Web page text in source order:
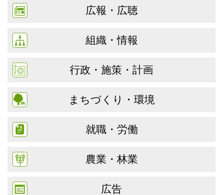
広報・広聴
組織・情報
行政・施策・計画
まちづくり・環境
就職・労働
農業・林業
広告